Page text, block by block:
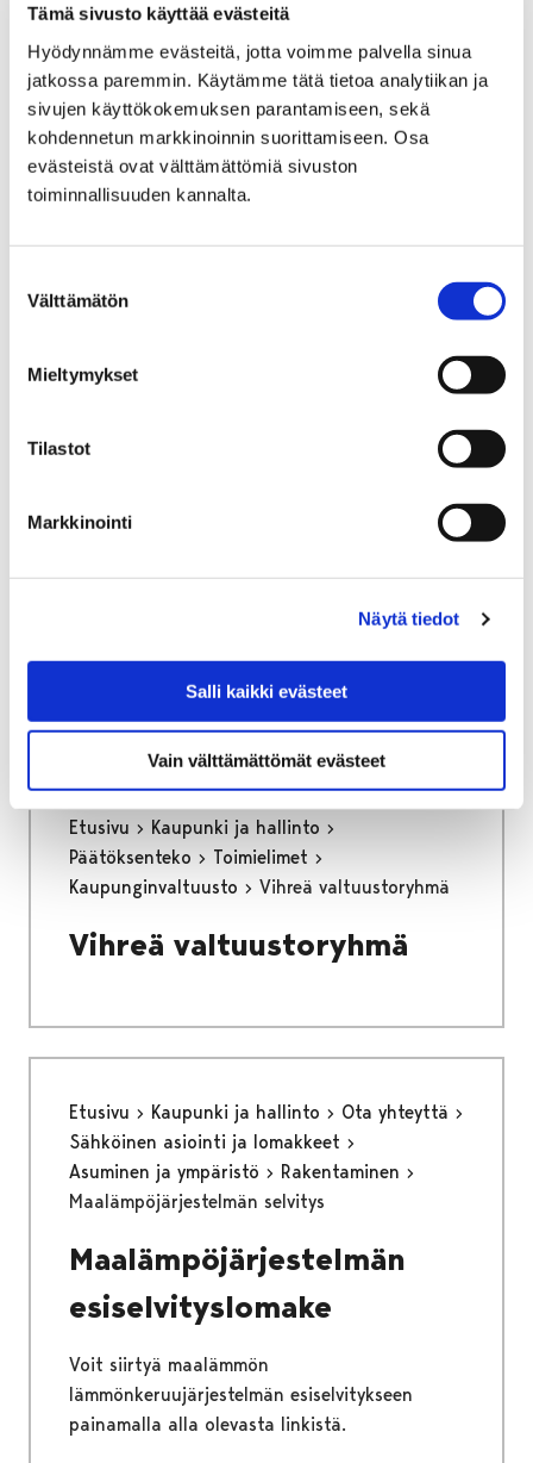
Tämä sivusto käyttää evästeitä
Hyödynnämme evästeitä, jotta voimme palvella sinua
jatkossa paremmin. Käytämme tätä tietoa analytiikan ja
sivujen käyttökokemuksen parantamiseen, sekä
kohdennetun markkinoinnin suorittamiseen. Osa
evästeistä ovat välttämättömiä sivuston
toiminnallisuuden kannalta.
valinta
Välttämätön
Mieltymykset
Tilastot
Markkinointi
Näytä tiedot
Salli kaikki evästeet
Vain välttämättömät evästeet
Satakunnan työllisyysalue
Työkokeilun palautelomake, työkokeilija
Työkokeilun
palautelomake,
työkokeilija
Työkokeilun palautelomake, työnantaja
Työkokeilun
palautelomake, työnantaja
Voit siirtyä lomakkeelle alla olevasta linkistä.
Etusivu
Kaupunki ja hallinto
Päätöksenteko
Toimielimet
Kaupunginvaltuusto
Vihreä valtuustoryhmä
Vihreä valtuustoryhmä
Etusivu Kaupunki ja hallinto
Ota yhteyttä
Sähköinen asiointi ja lomakkeet
Asuminen ja ympäristö
Rakentaminen
Maalämpöjärjestelmän selvitys
Maalämpöjärjestelmän
esiselvityslomake
Voit siirtyä maalämmön
lämmönkeruujärjestelmän esiselvitykseen
painamalla alla olevasta linkistä.